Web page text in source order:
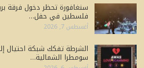
سنغافورة تحظر دخول فرقة
فلسطين في حفل…
أغسطس 7, 2026
الشرطة تفكك شبكة احتيال
سومطرا الشمالية…